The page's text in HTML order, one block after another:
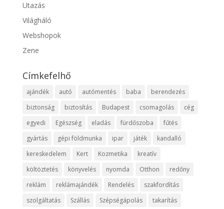
Utazás
Világháló
Webshopok
Zene
Címkefelhő
ajándék autó autómentés baba
berendezés
biztonság
biztosítás Budapest csomagolás
cég
egyedi
Egészség eladás fürdőszoba
fűtés
gyártás
gépi földmunka ipar játék
kandalló
kereskedelem
Kert Kozmetika
kreatív
költöztetés
könyvelés nyomda Otthon
redőny
reklám
reklámajándék Rendelés
szakfordítás
szolgáltatás
Szállás Szépségápolás takarítás